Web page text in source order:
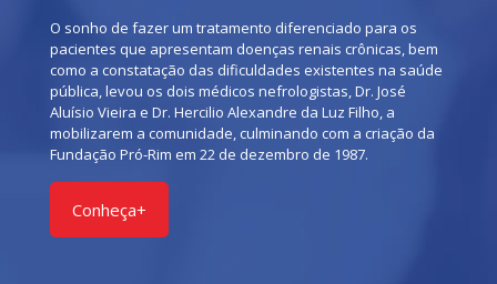
O sonho de fazer um tratamento diferenciado para os
pacientes que apresentam doenças renais crônicas, bem
como a constatação das dificuldades existentes na saúde
pública, levou os dois médicos nefrologistas, Dr. José
Aluísio Vieira e Dr. Hercilio Alexandre da Luz Filho, a
mobilizarem a comunidade, culminando com a criação da
Fundação Pró-Rim em 22 de dezembro de 1987.
Conheça+